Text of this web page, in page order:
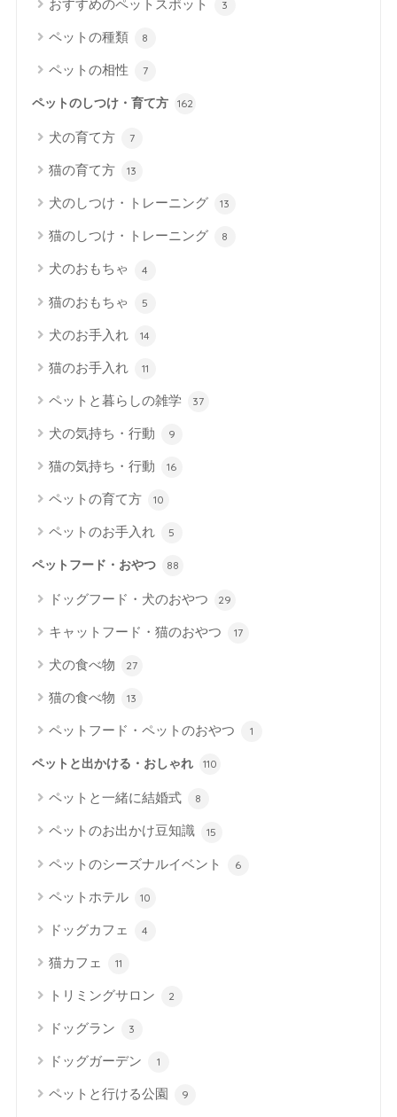
おすすめのペットスポット 3
ペットの種類 8
ペットの相性 7
ペットのしつけ・育て方 162
犬の育て方 7
猫の育て方 13
犬のしつけ・トレーニング 13
猫のしつけ・トレーニング 8
犬のおもちゃ 4
猫のおもちゃ 5
犬のお手入れ 14
猫のお手入れ 11
ペットと暮らしの雑学 37
犬の気持ち・行動 9
猫の気持ち・行動 16
ペットの育て方 10
ペットのお手入れ 5
ペットフード・おやつ 88
ドッグフード・犬のおやつ 29
キャットフード・猫のおやつ 17
犬の食べ物 27
猫の食べ物 13
ペットフード・ペットのおやつ 1
ペットと出かける・おしゃれ 110
ペットと一緒に結婚式 8
ペットのお出かけ豆知識 15
ペットのシーズナルイベント 6
ペットホテル 10
ドッグカフェ 4
猫カフェ 11
トリミングサロン 2
ドッグラン 3
ドッグガーデン 1
ペットと行ける公園 9